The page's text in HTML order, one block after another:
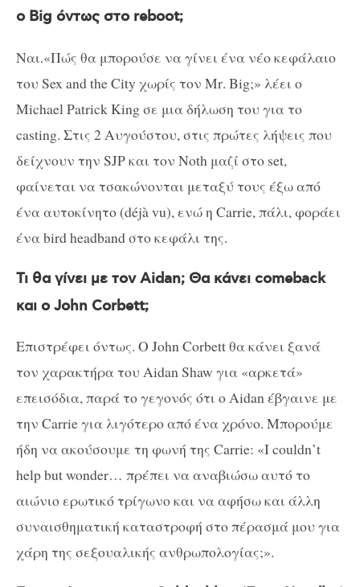
ο Big όντως στο reboot;
Ναι.«Πώς θα μπορούσε να γίνει ένα νέο κεφάλαιο
του SexandtheCity χωρίς τον Mr. Big;» λέει ο
Michael Patrick King σε μια δήλωση του για το
casting. Στις 2 Αυγούστου, στις πρώτες λήψεις που
δείχνουν την SJPκαι τον Noth μαζί στο set,
φαίνεται να τσακώνονται μεταξύ τους έξω από
ένα αυτοκίνητο (déjàvu), ενώ η Carrie, πάλι, φοράει
έναbirdheadbandστο κεφάλι της.
Τι θα γίνει με τον Aidan; Θα κάνει comeback
και οJohn Corbett;
Επιστρέφει όντως. Ο JohnCorbettθα κάνει ξανά
τον χαρακτήρα του Aidan Shaw για «αρκετά»
επεισόδια, παρά το γεγονός ότι ο Aidan έβγαινε με
την Carrie για λιγότερο από ένα χρόνο. Μπορούμε
ήδη να ακούσουμε τη φωνή της Carrie: «Icouldn’t
helpbutwonder… πρέπει να αναβιώσω αυτό το
αιώνιο ερωτικό τρίγωνο και να αφήσω και άλλη
συναισθηματική καταστροφή στο πέρασμά μου για
χάρη της σεξουαλικής ανθρωπολογίας;».